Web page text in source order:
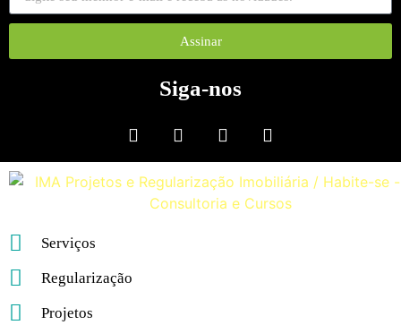
Assinar
Siga-nos
Serviços
Regularização
Projetos